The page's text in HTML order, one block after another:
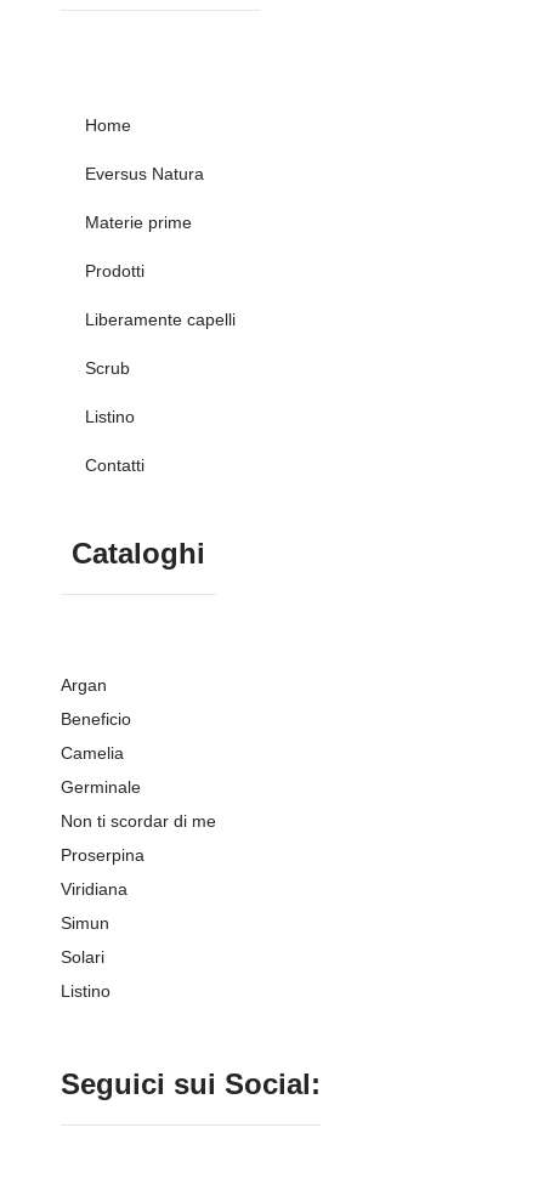
Home
Eversus Natura
Materie prime
Prodotti
Liberamente capelli
Scrub
Listino
Contatti
Cataloghi
Argan
Beneficio
Camelia
Germinale
Non ti scordar di me
Proserpina
Viridiana
Simun
Solari
Listino
Seguici sui Social: